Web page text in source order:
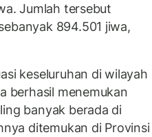
Jumlah tersebut
894.501 jiwa,
keseluruhan di wilayah
berhasil menemukan
banyak berada di
ditemukan di Provinsi